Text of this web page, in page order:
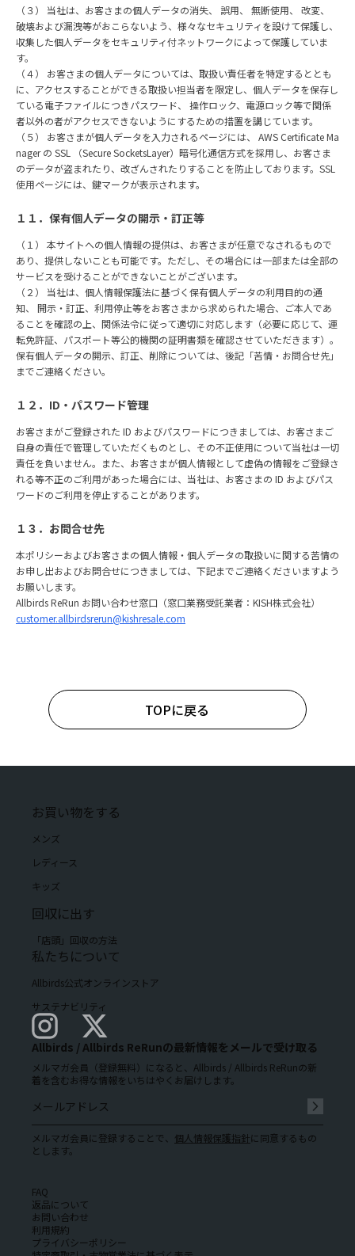
（３） 当社は、お客さまの個⼈データの消失、 誤⽤、 無断使⽤、 改変、
破壊および漏洩等がおこらないよう、様々なセキュリティを設けて保護し、
収集した個⼈データをセキュリティ付ネットワークによって保護していま
す。
（４） お客さまの個⼈データについては、取扱い責任者を特定するととも
に、アクセスすることができる取扱い担当者を限定し、個⼈データを保存し
ている電⼦ファイルにつきパスワード、 操作ロック、電源ロック等で関係
者以外の者がアクセスできないようにするための措置を講じています。
（５） お客さまが個⼈データを⼊⼒されるページには、 AWS Certificate Ma
nager の SSL （Secure SocketsLayer）暗号化通信⽅式を採⽤し、お客さま
のデータが盗まれたり、改ざんされたりすることを防⽌しております。SSL
使⽤ページには、鍵マークが表⽰されます。
１１．保有個⼈データの開⽰・訂正等
（１） 本サイトへの個⼈情報の提供は、お客さまが任意でなされるもので
あり、提供しないことも可能です。ただし、その場合には⼀部または全部の
サービスを受けることができないことがございます。
（２） 当社は、個⼈情報保護法に基づく保有個⼈データの利⽤⽬的の通
知、 開⽰・訂正、利⽤停⽌等をお客さまから求められた場合、ご本⼈であ
ることを確認の上、関係法令に従って適切に対応します（必要に応じて、運
転免許証、パスポート等公的機関の証明書類を確認させていただきます）。
保有個⼈データの開⽰、訂正、削除については、後記「苦情・お問合せ先」
までご連絡ください。
１２．ID・パスワード管理
お客さまがご登録された ID およびパスワードにつきましては、お客さまご
⾃⾝の責任で管理していただくものとし、その不正使⽤について当社は⼀切
責任を負いません。また、お客さまが個⼈情報として虚偽の情報をご登録さ
れる等不正のご利⽤があった場合には、当社は、お客さまの ID およびパス
ワードのご利⽤を停⽌することがあります。
１３．お問合せ先
本ポリシーおよびお客さまの個⼈情報・個⼈データの取扱いに関する苦情の
お申し出およびお問合せにつきましては、下記までご連絡くださいますよう
お願いします。
Allbirds ReRun お問い合わせ窓⼝（窓⼝業務受託業者：KISH株式会社）
customer.allbirdsrerun@kishresale.com
TOPに戻る
お買い物をする
メンズ
レディース
キッズ
回収に出す
「店頭」回収の方法
私たちについて
Allbirds公式オンラインストア
サステナビリティ
Allbirds / Allbirds ReRunの最新情報をメールで受け取る
メルマガ会員（登録無料）になると、Allbirds / Allbirds ReRunの新
着を含むお得な情報をいちはやくお届けします。
メルマガ会員に登録することで、 個人情報保護指針に同意するもの
とします。
FAQ
返品について
お問い合わせ
利用規約
プライバシーポリシー